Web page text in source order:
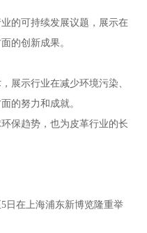
的可持续发展议题，展示在
的创新成果。
展示行业在减少环境污染、
的努力和成就。
保趋势，也为皮革行业的长
日在上海浦东新博览隆重举